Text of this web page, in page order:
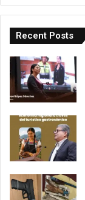
Recent Posts